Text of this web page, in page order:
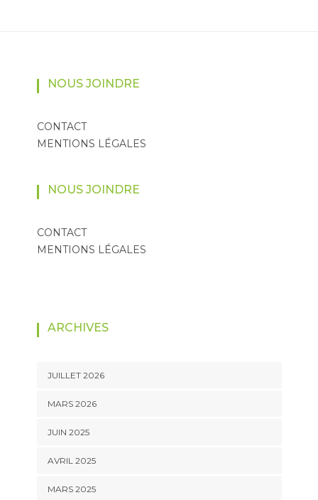
NOUS JOINDRE
CONTACT
MENTIONS LÉGALES
NOUS JOINDRE
CONTACT
MENTIONS LÉGALES
ARCHIVES
JUILLET 2026
MARS 2026
JUIN 2025
AVRIL 2025
MARS 2025